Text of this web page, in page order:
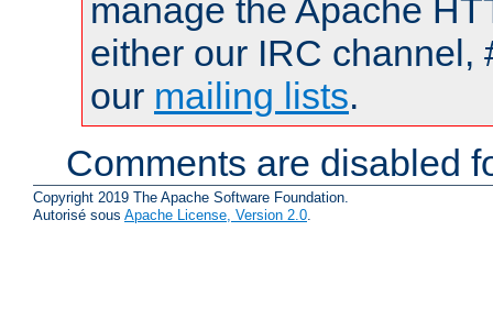
manage the Apache
either our IRC channel,
our mailing lists.
Comments are disabled
Copyright 2019 The Apache Software Foundation.
Autorisé sous Apache License, Version 2.0